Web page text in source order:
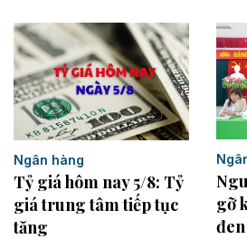
Ngân hàng
Tỷ giá hôm nay 5/8: Tỷ
giá trung tâm tiếp tục
tăng
gỡ